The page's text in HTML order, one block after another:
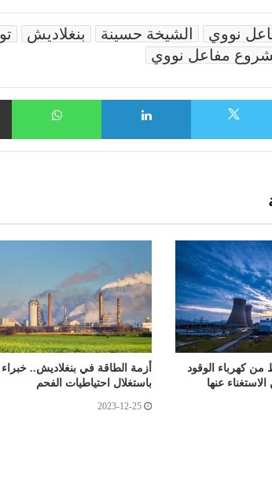
نووي الشيخة حسينة بنغلاديش
مفاعل نووي
LinkedIn
غيغاواط من كهرباء الوقود
عنها
أزمة الطاقة في بنغلاديش.. خبراء
باستغلال احتياطيات الفحم
2023-12-25